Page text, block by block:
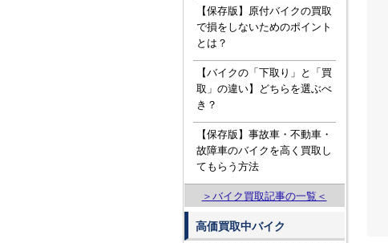
【保存版】原付バイクの買取
で損をしないためのポイント
とは？
【バイクの「下取り」と「買
取」の違い】どちらを選ぶべ
き？
【保存版】事故車・不動車・
故障車のバイクを高く買取し
てもらう方法
＞バイク買取記事の一覧＜
高価買取中バイク